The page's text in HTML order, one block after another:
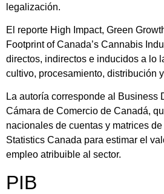
legalización.
El reporte High Impact, Green
Footprint of Canada’s Cannabis
directos, indirectos e inducidos a lo
cultivo, procesamiento, distribución
La autoría corresponde al Business
Cámara de Comercio de Canadá,
nacionales de cuentas y matrices
Statistics Canada para estimar el
empleo atribuible al sector.
PIB